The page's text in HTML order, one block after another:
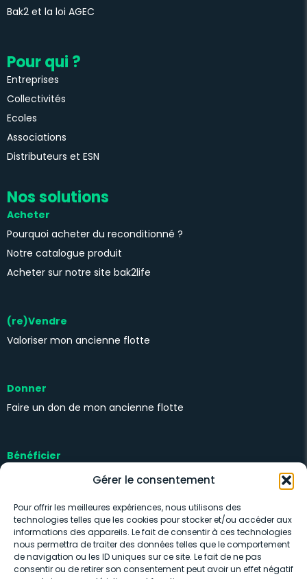
Gérer le consentement
Pour offrir les meilleures expériences, nous utilisons des
technologies telles que les cookies pour stocker et/ou accéder aux
informations des appareils. Le fait de consentir à ces technologies
nous permettra de traiter des données telles que le comportement
de navigation ou les ID uniques sur ce site. Le fait de ne pas
consentir ou de retirer son consentement peut avoir un effet négatif
Bak2 et la loi AGEC
Pour qui ?
Entreprises
Collectivités
Ecoles
Associations
Distributeurs et ESN
Nos solutions
Acheter
Pourquoi acheter du reconditionné ?
Notre catalogue produit
Acheter sur notre site bak2life
(re)Vendre
Valoriser mon ancienne flotte
Donner
Faire un don de mon ancienne flotte
Bénéficier